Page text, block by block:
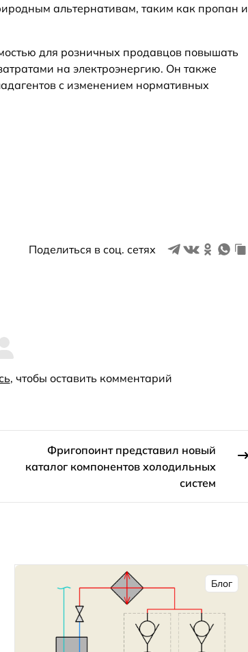
альтернативам, таким как пропан и
для розничных продавцов повышать
на электроэнергию. Он также
с изменением нормативных
Поделиться в соц. сетях
, чтобы оставить комментарий
Фригопоинт представил новый
каталог компонентов холодильных
систем
Блог